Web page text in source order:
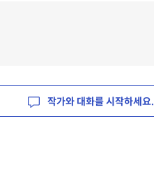
작가와 대화를 시작하세요.